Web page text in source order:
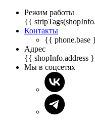
Режим работы
{{
Контакты
{{ phone.base
Адрес
{{ shopInfo.address
Мы в соцсетях